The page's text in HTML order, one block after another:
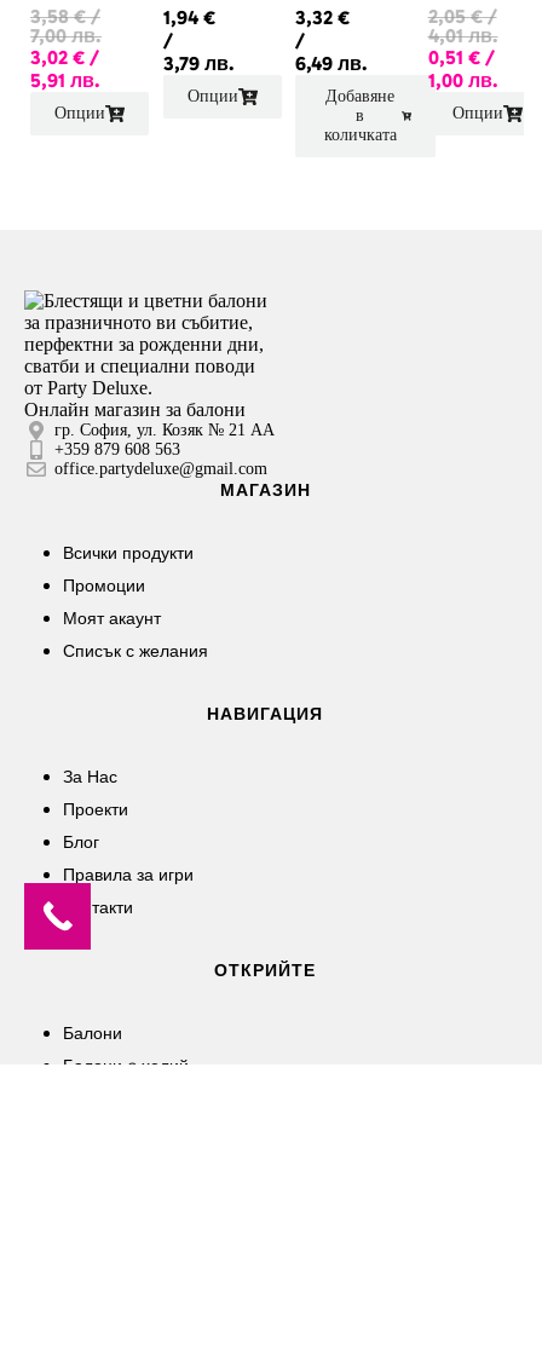
в
различни
цветове
3,58€/
7,00 лв.
3,02 € /
5,91 лв.
Опции
и балони
в зелени
прелива
щи
1,94 €
/
3,79 лв.
Опции
бели
точки
6бр
3,32 €
/
6,49 лв.
Добавяне
в
количката
със
розови и
златни
2,05€/
4,01 лв.
0,51 €/
1,00 лв.
Опции
Онлайн магазин за балони
гр. София, ул. Козяк № 21 АА
+359 879 608 563
office.partydeluxe@gmail.com
МАГАЗИН
Всички продукти
Промоции
Моят акаунт
Списък с желания
НАВИГАЦИЯ
За Нас
Проекти
Блог
Правила за игри
Контакти
ОТКРИЙТЕ
Балони
Балони c хелий